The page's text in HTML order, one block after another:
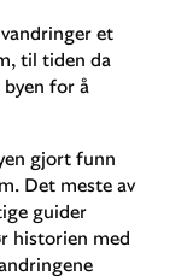
et
til tiden da
for å
gjort funn
Det meste av
guider
historien med